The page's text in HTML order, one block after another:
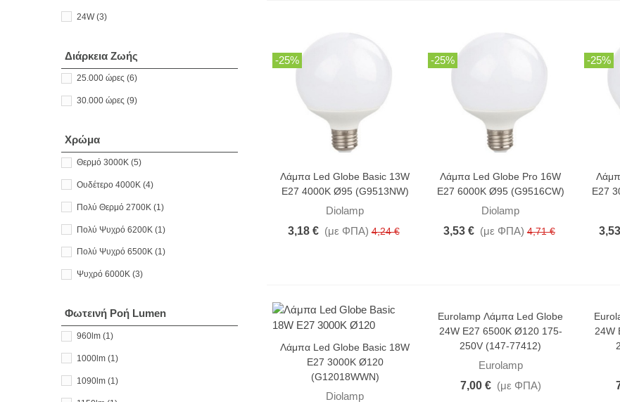
24W(3)
Διάρκεια Ζωής
25.000 ώρες (6)
30.000 ώρες (9)
Χρώμα
Θερμό 3000Κ (5)
Ουδέτερο 4000Κ (4)
Πολύ Θερμό 2700Κ (1)
Πολύ Ψυχρό 6200Κ (1)
Πολύ Ψυχρό 6500Κ (1)
Ψυχρό 6000Κ (3)
Φωτεινή Ροή Lumen
960lm (1)
1000lm (1)
1090lm (1)
-25%
Λάμπα Led Globe Basic 13W
E27 4000K Ø95 (G9513NW)
Diolamp
3,18 € (με ΦΠΑ) 4,24 €
-25%
Λάμπα Led Globe Pro 16W
E27 6000K Ø95 (G9516CW)
Diolamp
3,53 € (με ΦΠΑ) 4,71 €
-25%
E27
-25%
Λάμπα Led Globe Basic 18W
E27 3000K Ø120
(G12018WWN)
Diolamp
Eurolamp Λάμπα Led Globe
24W E27 6500K Ø120 175-
250V (147-77412)
Eurolamp
7,00 € (με ΦΠΑ)
24W